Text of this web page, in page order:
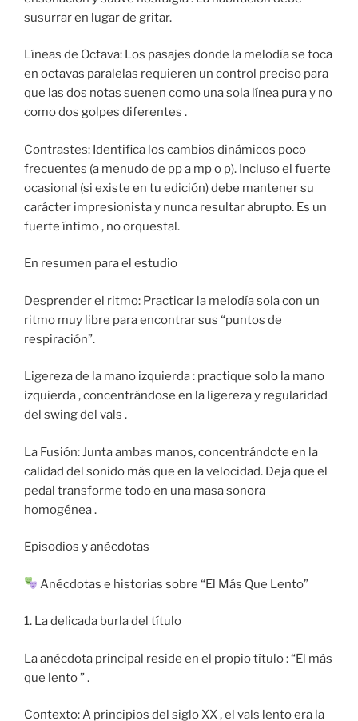
susurrar en lugar de gritar.
Líneas de Octava: Los pasajes donde la melodía se toca
en octavas paralelas requieren un control preciso para
que las dos notas suenen como una sola línea pura y no
como dos golpes diferentes .
Contrastes: Identifica los cambios dinámicos poco
frecuentes (a menudo de pp a mp o p). Incluso el fuerte
ocasional (si existe en tu edición) debe mantener su
carácter impresionista y nunca resultar abrupto. Es un
fuerte íntimo , no orquestal.
En resumen para el estudio
Desprender el ritmo: Practicar la melodía sola con un
ritmo muy libre para encontrar sus “puntos de
respiración”.
Ligereza de la mano izquierda : practique solo la mano
izquierda , concentrándose en la ligereza y regularidad
del swing del vals .
La Fusión: Junta ambas manos, concentrándote en la
calidad del sonido más que en la velocidad. Deja que el
pedal transforme todo en una masa sonora
homogénea .
Episodios y anécdotas
Anécdotas e historias sobre “El Más Que Lento”
1. La delicada burla del título
La anécdota principal reside en el propio título : “El más
que lento ” .
Contexto: A principios del siglo XX , el vals lento era la